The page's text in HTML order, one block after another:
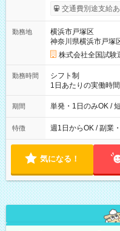
※勤務回数により昇
り！】 希望される
例】 ・河合塾模擬試
×8時間＝日収10,400
円の場合あり ・国
円（役割手当＋100円
間】試用期間なし
交通費別途支給あ
勤務地
横浜市戸塚区
神奈川県横浜市戸塚
株式会社全国試験
勤務時間
シフト制
1日あたりの実働時
間は 試験により異
期間 単発・1日のみOK /
特徴 週1日からOK / 副業
気になる！